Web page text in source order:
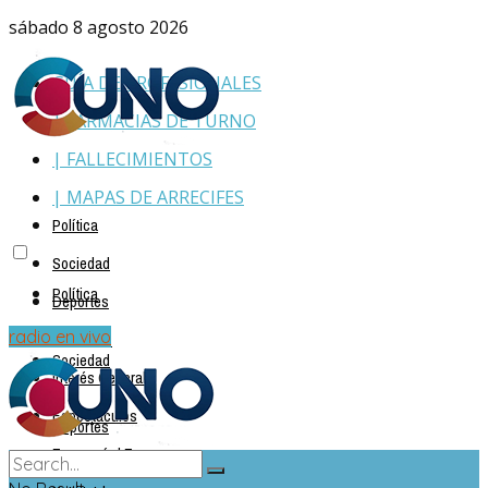
sábado 8 agosto 2026
GUÍA DE PROFESIONALES
| FARMACIAS DE TURNO
| FALLECIMIENTOS
| MAPAS DE ARRECIFES
Política
Sociedad
Deportes
Policiales
Interés General
Espectáculos
Economía | Empresas
Política
Sociedad
Deportes
radio en vivo